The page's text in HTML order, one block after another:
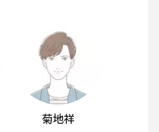
菊地祥